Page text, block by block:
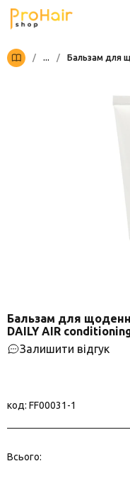
/ ... / Бальзам для
Бальзам для
DAILY AIR
Залишити відгук
код: FF00031-1
Всього: